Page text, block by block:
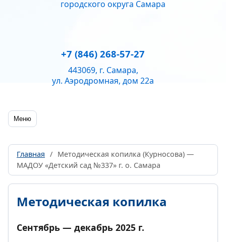
городского округа Самара
+7 (846) 268-57-27
443069, г. Самара,
ул. Аэродромная, дом 22а
Меню
Главная / Методическая копилка (Курносова) —
МАДОУ «Детский сад №337» г. о. Самара
Методическая копилка
Сентябрь — декабрь 2025 г.
Нормально